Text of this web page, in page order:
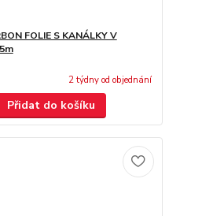
FOLIE S KANÁLKY V
2 týdny od objednání
Přidat do košíku